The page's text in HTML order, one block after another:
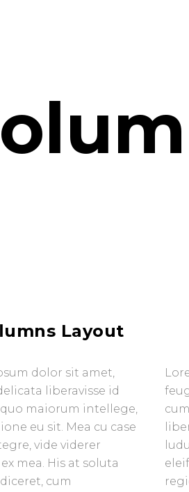
Layout
dolor sit amet,
liberavisse id
maiorum intellege,
eu sit. Mea cu case
vide viderer
mea. His at soluta
cum